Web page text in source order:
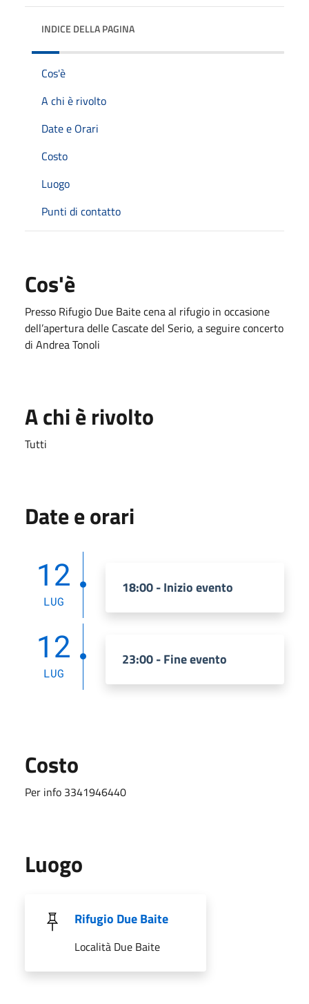
INDICE DELLA PAGINA
Cos'è
A chi è rivolto
Date e Orari
Costo
Luogo
Punti di contatto
Cos'è
Presso Rifugio Due Baite cena al rifugio in occasione
dell’apertura delle Cascate del Serio, a seguire concerto
di Andrea Tonoli
A chi è rivolto
Tutti
Date e orari
12
LUG
18:00 - Inizio evento
12
LUG
23:00 - Fine evento
Costo
Per info 3341946440
Luogo
Rifugio Due Baite
Località Due Baite